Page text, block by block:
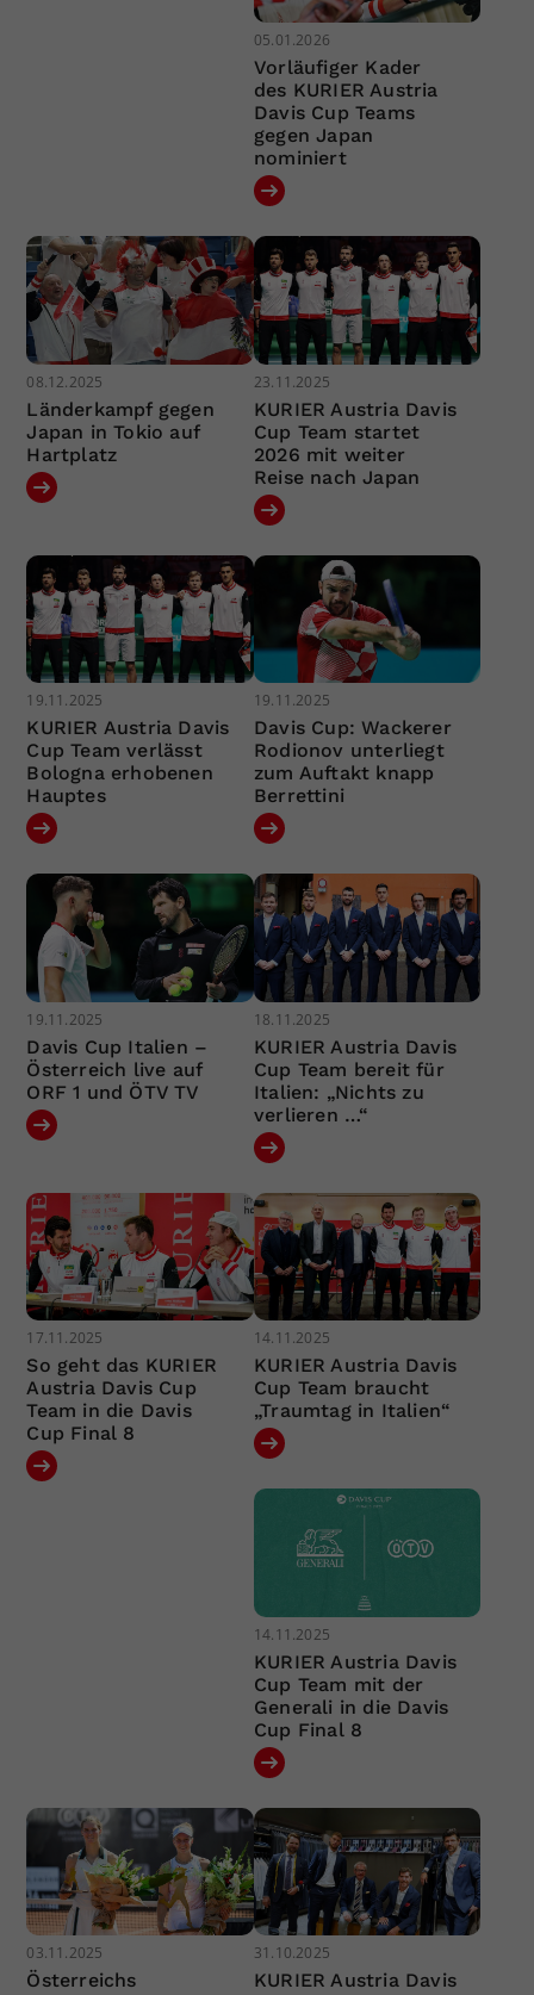
05.01.2026
Vorläufiger Kader
des KURIER Austria
Davis Cup Teams
gegen Japan
nominiert
08.12.2025
Länderkampf gegen
Japan in Tokio auf
Hartplatz
23.11.2025
KURIER Austria Davis
Cup Team startet
2026 mit weiter
Reise nach Japan
19.11.2025
KURIER Austria Davis
Cup Team verlässt
Bologna erhobenen
Hauptes
19.11.2025
Davis Cup: Wackerer
Rodionov unterliegt
zum Auftakt knapp
Berrettini
19.11.2025
Davis Cup Italien –
Österreich live auf
ORF 1 und ÖTV TV
18.11.2025
KURIER Austria Davis
Cup Team bereit für
Italien: „Nichts zu
verlieren …“
17.11.2025
So geht das KURIER
Austria Davis Cup
Team in die Davis
Cup Final 8
14.11.2025
KURIER Austria Davis
Cup Team braucht
„Traumtag in Italien“
14.11.2025
KURIER Austria Davis
Cup Team mit der
Generali in die Davis
Cup Final 8
03.11.2025
Österreichs
31.10.2025
KURIER Austria Davis